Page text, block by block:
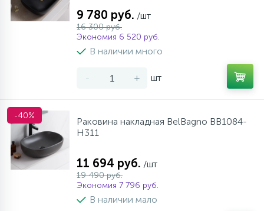
9 780 руб. /шт
16 300 руб.
Экономия 6 520 руб.
В наличии много
- + шт
-40%
Раковина накладная BelBagno BB1084-
H311
11 694 руб. /шт
19 490 руб.
Экономия 7 796 руб.
В наличии мало